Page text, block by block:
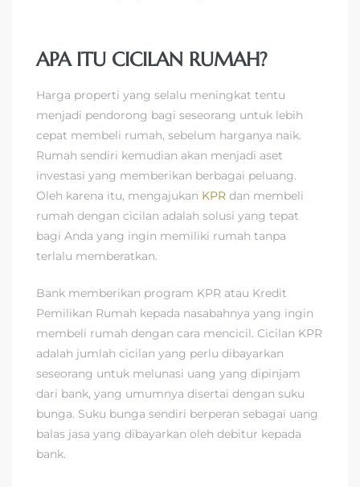
APA ITU CICILAN RUMAH?
Harga properti yang selalu meningkat tentu
menjadi pendorong bagi seseorang untuk lebih
cepat membeli rumah, sebelum harganya naik.
Rumah sendiri kemudian akan menjadi aset
investasi yang memberikan berbagai peluang.
Oleh karena itu, mengajukan KPR dan membeli
rumah dengan cicilan adalah solusi yang tepat
bagi Anda yang ingin memiliki rumah tanpa
terlalu memberatkan.
Bank memberikan program KPR atau Kredit
Pemilikan Rumah kepada nasabahnya yang ingin
membeli rumah dengan cara mencicil. Cicilan KPR
adalah jumlah cicilan yang perlu dibayarkan
seseorang untuk melunasi uang yang dipinjam
dari bank, yang umumnya disertai dengan suku
bunga. Suku bunga sendiri berperan sebagai uang
balas jasa yang dibayarkan oleh debitur kepada
bank.